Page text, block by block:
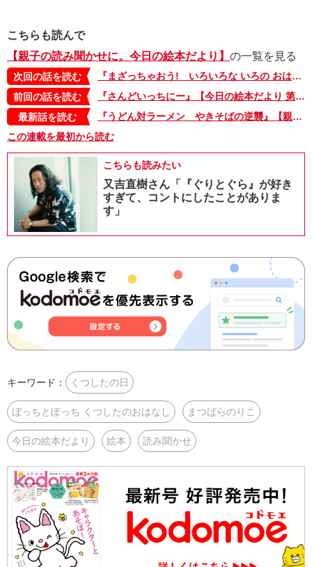
こちらも読んで
【親子の読み聞かせに。今日の絵本だより】 の一覧を見る
次回の話を読む
『まざっちゃおう! いろいろな いろの おはなし』【今日の絵本だより 第170回】
前回の話を読む
『さんどいっちにー』【今日の絵本だより 第168回】
最新話を読む
『うどん対ラーメン やきそばの逆襲』【親子の読み聞かせに。今日の絵本だより 第375回】
この連載を最初から読む
こちらも読みたい
又吉直樹さん「『ぐりとぐら』が好き
すぎて、コントにしたことがありま
す」
キーワード： くつしたの日
ぼっちとぽっち くつしたのおはなし まつばらのりこ
今日の絵本だより 絵本 読み聞かせ